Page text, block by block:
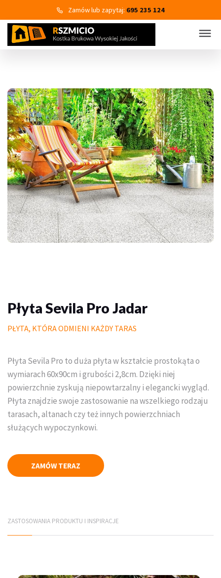
Zamów lub zapytaj: 695 235 124
PRODUKTY
Wszystkie kategorie produktów
Kostka brukowa
Eko Bruk
Płyty tarasowo-chodnikowe
Obrzeża dekoracyjne
Palisady
Mała architektura ogrodowa
Meble do domu i ogrodu
Chemia
Wymarzony trawnik
Outlet
Trawa w rolce PREMIUM
Płyty elewacyjne
Mury betonowe
Elementy infrastruktury drogowej
Płyta Sevila Pro Jadar
PŁYTA, KTÓRA ODMIENI KAŻDY TARAS
Płyta Sevila Pro to duża płyta w kształcie prostokąta o
wymiarach 60x90cm i grubości 2,8cm. Dzięki niej
powierzchnie zyskują niepowtarzalny i elegancki wygląd.
Płyta znajdzie swoje zastosowanie na wszelkiego rodzaju
tarasach, altanach czy też innych powierzchniach
służących wypoczynkowi.
ZAMÓW TERAZ
ZASTOSOWANIA PRODUKTU I INSPIRACJE